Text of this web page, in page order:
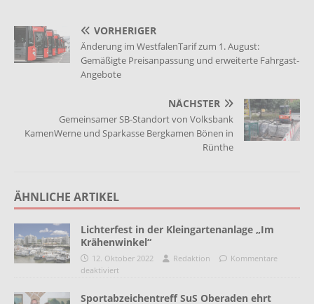
VORHERIGER
Änderung im WestfalenTarif zum 1. August:
Gemäßigte Preisanpassung und erweiterte Fahrgast-
Angebote
NÄCHSTER
Gemeinsamer SB-Standort von Volksbank
KamenWerne und Sparkasse Bergkamen Bönen in
Rünthe
ÄHNLICHE ARTIKEL
Lichterfest in der Kleingartenanlage „Im
Krähenwinkel“
12. Oktober 2022 Redaktion
Kommentare
deaktiviert
Sportabzeichentreff SuS Oberaden ehrt